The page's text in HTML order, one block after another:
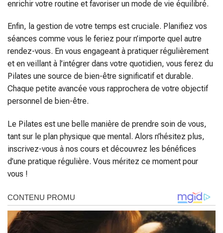
enrichir votre routine et favoriser un mode de vie équilibré.
Enfin, la gestion de votre temps est cruciale. Planifiez vos
séances comme vous le feriez pour n’importe quel autre
rendez-vous. En vous engageant à pratiquer régulièrement
et en veillant à l’intégrer dans votre quotidien, vous ferez du
Pilates une source de bien-être significatif et durable.
Chaque petite avancée vous rapprochera de votre objectif
personnel de bien-être.
Le Pilates est une belle manière de prendre soin de vous,
tant sur le plan physique que mental. Alors n’hésitez plus,
inscrivez-vous à nos cours et découvrez les bénéfices
d’une pratique régulière. Vous méritez ce moment pour
vous !